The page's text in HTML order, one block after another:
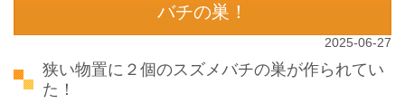
バチの巣！
2025-06-27
狭い物置に２個のスズメバチの巣が作られてい
た！